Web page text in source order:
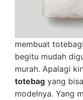
membuat
begitu mudah
murah. Apalagi
totebag yang
modelnya. Yang